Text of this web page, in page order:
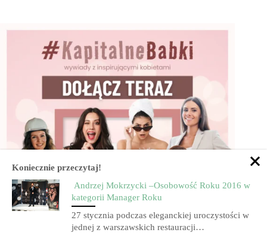
Koniecznie przeczytaj!
Andrzej Mokrzycki –Osobowość Roku 2016 w
kategorii Manager Roku
27 stycznia podczas eleganckiej uroczystości w
jednej z warszawskich restauracji…